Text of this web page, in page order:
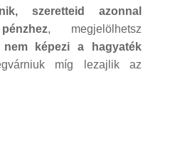
szeretteid azonnal
, megjelölhetsz
nem képezi a hagyaték
míg lezajlik az